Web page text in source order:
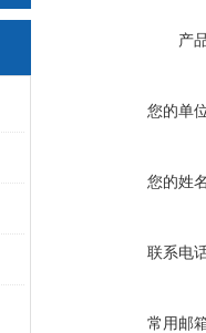
产
您的单
您的姓
联系电
常用邮